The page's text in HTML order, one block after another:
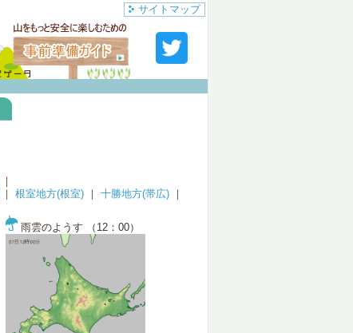
サイトマップ
｜
｜ 根室地方(根室) ｜ 十勝地方(帯広) ｜
雨雲のようす （12：00）